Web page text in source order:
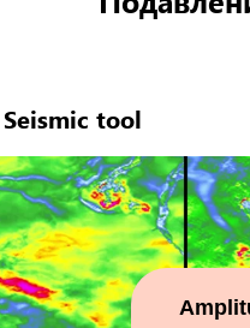
tool